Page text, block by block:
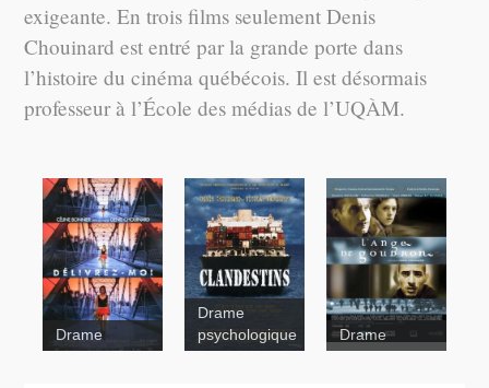
exigeante. En trois films seulement Denis
Chouinard est entré par la grande porte dans
l’histoire du cinéma québécois. Il est désormais
professeur à l’École des médias de l’UQÀM.
Drame
Drame
psychologique
Drame